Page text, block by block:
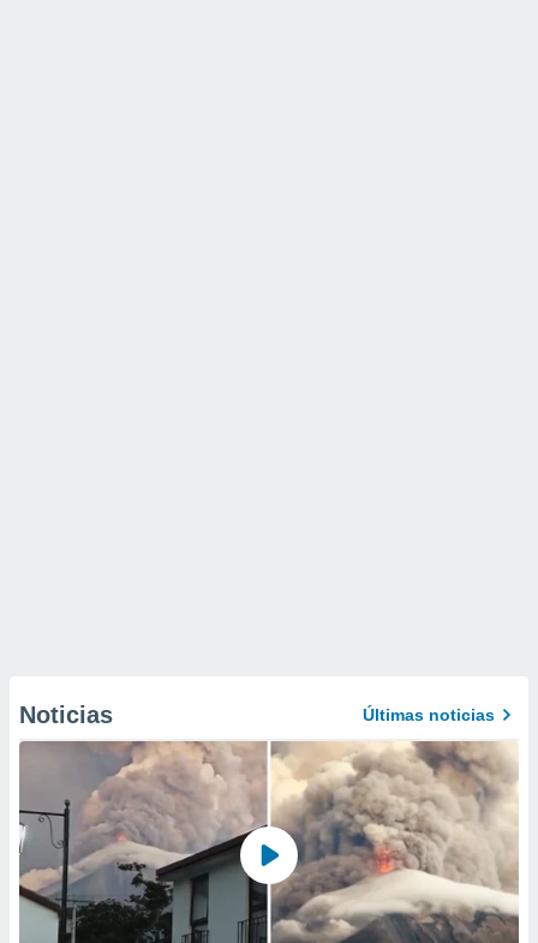
Noticias Últimas noticias